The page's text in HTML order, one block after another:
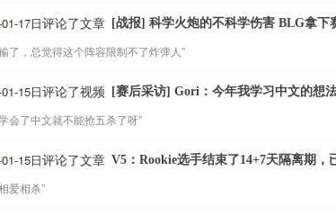
17日评论了文章 [战报] 科学火炮的不科学伤害 BLG拿下
了，总觉得这个阵容限制不了炸弹人”
15日评论了视频 [赛后采访] Gori：今年我学习中文的想
会了中文就不能抢五杀了呀”
15日评论了文章 V5：Rookie选手结束了14+7天隔离期，
爱相杀”